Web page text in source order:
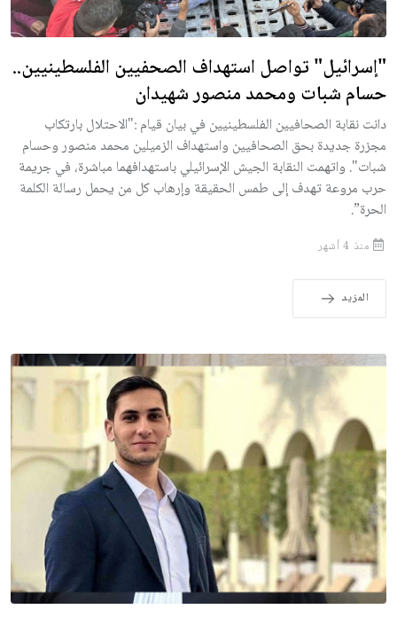
"إسرائيل" تواصل استهداف الصحفيين الفلسطينيين..
حسام شبات ومحمد منصور شهيدان
دانت نقابة الصحافيين الفلسطينيين في بيان قيام :"الاحتلال بارتكاب
مجزرة جديدة بحق الصحافيين واستهداف الزميلين محمد منصور وحسام
شبات". واتهمت النقابة الجيش الإسرائيلي باستهدافهما مباشرة، في جريمة
حرب مروعة تهدف إلى طمس الحقيقة وإرهاب كل من يحمل رسالة الكلمة
الحرة”.
منذ 4 أشهر
المزيد